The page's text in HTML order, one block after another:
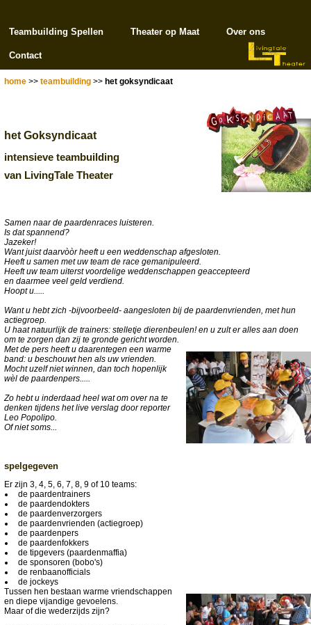
Teambuilding Spellen Theater op Maat Over ons
Contact
home >> teambuilding >> het goksyndicaat
het Goksyndicaat
intensieve teambuilding
van LivingTale Theater
Samen naar de paardenraces luisteren.
Is dat spannend?
Jazeker!
Want juist daarvòòr heeft u een weddenschap afgesloten.
Heeft u samen met uw team de race gemanipuleerd.
Heeft uw team uiterst voordelige weddenschappen geaccepteerd
en daarmee veel geld verdiend.
Hoopt u.....
Want u hebt zich -bijvoorbeeld- aangesloten bij de paardenvrienden, met hun
actiegroep.
U haat natuurlijk de trainers: stelletje dierenbeulen! en u zult er alles aan doen
om te zorgen dan zij te gronde gericht worden.
Met de pers heeft u daarentegen een warme
band: u beschouwt hen als uw vrienden.
Mocht uzelf niet winnen, dan toch hopenlijk
wèl de paardenpers.....
Zo hebt u inderdaad heel wat om over na te
denken tijdens het live verslag door reporter
Leo Popolipo.
Of niet soms...
spelgegeven
Er zijn 3, 4, 5, 6, 7, 8, 9 of 10 teams:
de paardentrainers
de paardendokters
de paardenverzorgers
de paardenvrienden (actiegroep)
de paardenpers
de paardenfokkers
de tipgevers (paardenmaffia)
de sponsoren (bobo's)
de renbaanofficials
de jockeys
Tussen hen bestaan warme vriendschappen
en diepe vijandige gevoelens.
Maar of die wederzijds zijn?